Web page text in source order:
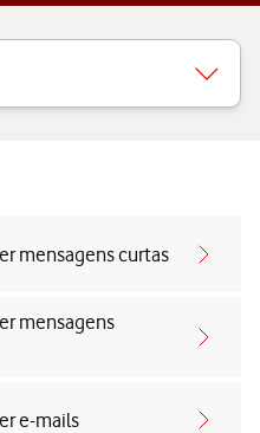
mensagens curtas
mensagens
e-mails